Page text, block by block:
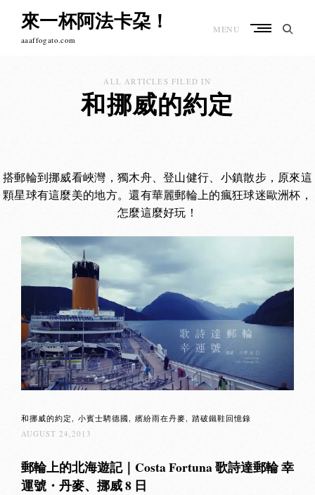
content來一杯阿法卡朶！
aaaffogato.com
MENU
ALL ARTICLES FILED IN
和挪威的約定
搭郵輪到挪威看峽灣，獨木舟、登山健行、小鎮散步，原來這
顆星球有這麼美的地方。還有華麗郵輪上的瘋狂球迷歐洲杯，
怎麼這麼好玩！
和挪威的約定 小賓士騁德國 繽紛雨在丹麥
踏破鐵鞋回憶錄
AUGUST 24,2013
郵輪上的北海遊記｜Costa Fortuna 歌詩達郵輪 幸
運號・丹麥、挪威 8 日